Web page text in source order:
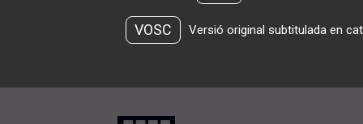
VOSC Versió original subtitulada en